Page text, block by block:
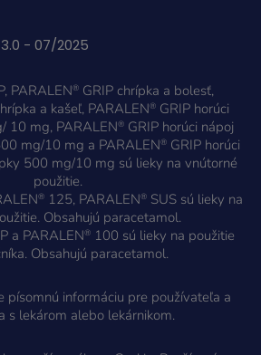
- 07/2025
PARALEN®GRIP chrípka a bolesť,
a kašeľ, PARALEN®GRIP horúci
10 mg, PARALEN® GRIP horúci nápoj
mg/10 mg a PARALEN® GRIP horúci
500 mg/10 mg sú lieky na vnútorné
použitie.
®125, PARALEN®SUS sú lieky na
Obsahujú paracetamol.
a PARALEN®100 sú lieky na použitie
Obsahujú paracetamol.
písomnú informáciu pre používateľa a
s lekárom alebo lekárnikom.